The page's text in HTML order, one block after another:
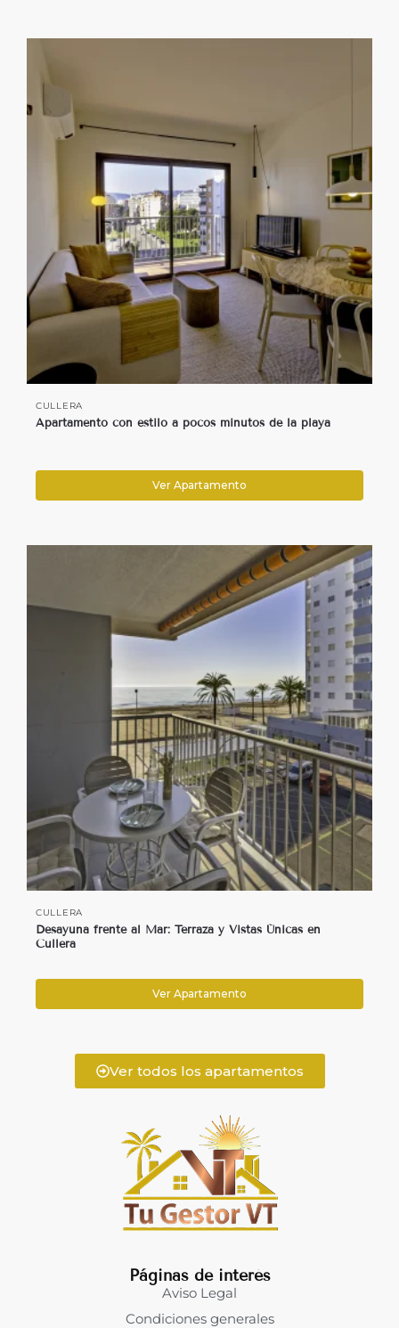
CULLERA
Apartamento con estilo a pocos minutos de la playa
Ver Apartamento
CULLERA
Desayuna frente al Mar: Terraza y Vistas Únicas en
Cullera
Ver Apartamento
Ver todos los apartamentos
Páginas de interés
Aviso Legal
Condiciones generales